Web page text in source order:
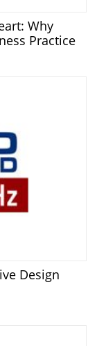
Why
Practice
Design